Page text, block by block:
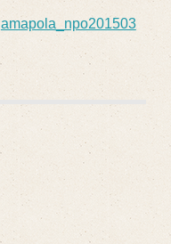
amapola_npo201503